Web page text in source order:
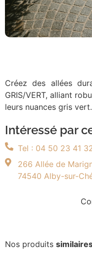
Créez des allées
GRIS/VERT, alliant
leurs nuances gris vert.
Intéressé par
Tel : 04 50 23 41
266 Allée de
74540 Alby-sur-
Nos produits